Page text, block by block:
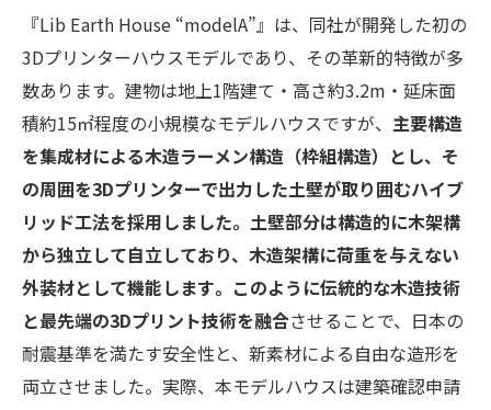
『Lib Earth House “modelA”』は、同社が開発した初の
3Dプリンターハウスモデルであり、その革新的特徴が多
数あります。建物は地上1階建て・高さ約3.2m・延床面
積約15㎡程度の小規模なモデルハウスですが、 主要構造
を集成材による木造ラーメン構造（枠組構造）とし、そ
の周囲を3Dプリンターで出力した土壁が取り囲むハイブ
リッド工法を採用しました​。土壁部分は構造的に木架構
から独立して自立しており、木造架構に荷重を与えない
外装材として機能します​。このように伝統的な木造技術
と最先端の3Dプリント技術を融合させることで、日本の
耐震基準を満たす安全性と、新素材による自由な造形を
両立させました。実際、本モデルハウスは建築確認申請